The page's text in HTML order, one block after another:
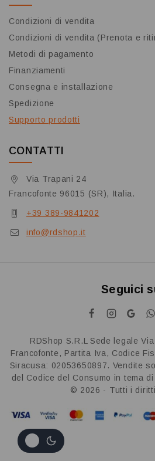
Condizioni di vendita
Condizioni di vendita (Prenota e
Metodi di pagamento
Finanziamenti
Consegna e installazione
Spedizione
Supporto prodotti
CONTATTI
Via Trapani 24
Francofonte 96015 (SR), Italia.
+39 389-9841202
info@rdshop.it
Seguici
RDShop S.R.L Sede legale
Francofonte, Partita Iva, Codice
Siracusa: 02053650897. Vendite
del Codice del Consumo in tema
© 2026 - Tutti i